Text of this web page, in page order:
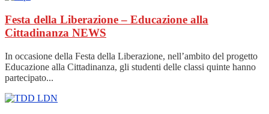
Festa della Liberazione – Educazione alla
Cittadinanza NEWS
In occasione della Festa della Liberazione, nell’ambito del progetto
Educazione alla Cittadinanza, gli studenti delle classi quinte hanno
partecipato...